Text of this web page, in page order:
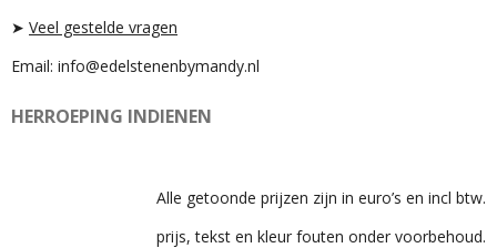
➤ Veel gestelde vragen
Email: info@edelstenenbymandy.nl
HERROEPING INDIENEN
Alle getoonde prijzen zijn in euro’s en incl btw.
prijs, tekst en kleur fouten onder voorbehoud.